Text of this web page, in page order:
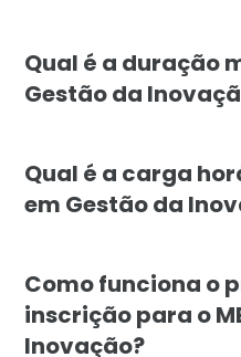
Qual é a duração
Gestão da
Qual é a carga
em Gestão da
Como funciona o
inscrição para o
Inovação?